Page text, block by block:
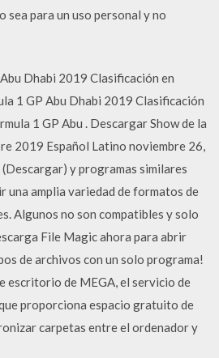
sea para un uso personal y no
Dhabi 2019 Clasificación en
1 GP Abu Dhabi 2019 Clasificación
1 GP Abu . Descargar Show de la
2019 Español Latino noviembre 26,
y programas similares
una amplia variedad de formatos de
Algunos no son compatibles y solo
File Magic ahora para abrir
de archivos con un solo programa!
escritorio de MEGA, el servicio de
proporciona espacio gratuito de
carpetas entre el ordenador y